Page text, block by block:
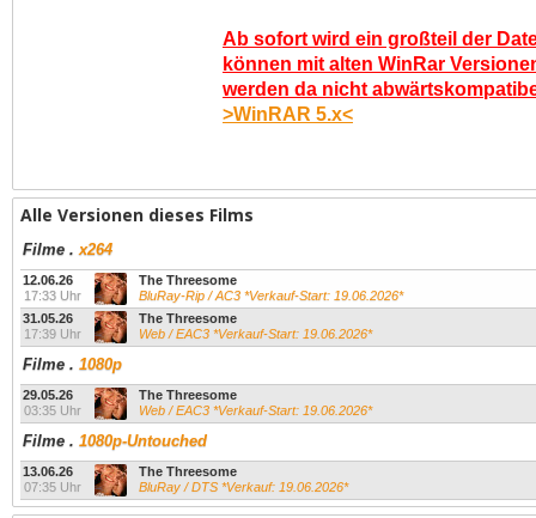
Ab sofort wird ein großteil der
können mit alten WinRar
werden da nicht
>WinRAR 5.x<
Alle Versionen dieses Films
Filme .x264
12.06.26
17:33 Uhr
The Threesome
BluRay-Rip / AC3 *Verkauf-Start: 19.06.2026*
31.05.26
17:39 Uhr
The Threesome
Web / EAC3 *Verkauf-Start: 19.06.2026*
Filme . 1080p
29.05.26
03:35 Uhr
The Threesome
Web / EAC3 *Verkauf-Start: 19.06.2026*
Filme . 1080p-Untouched
13.06.26
07:35 Uhr
The Threesome
BluRay / DTS *Verkauf: 19.06.2026*